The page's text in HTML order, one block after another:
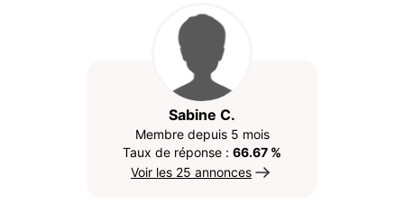
Sabine C.
Membre depuis 5 mois
Taux de réponse : 66.67 %
Voir les 25 annonces